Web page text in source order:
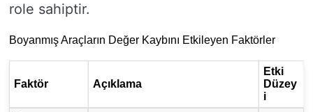
role sahiptir.
Boyanmış Araçların Değer Kaybını Etkileyen Faktörler
Faktör Açıklama
Etki
Düzey
i